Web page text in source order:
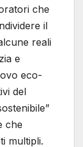
che
il
reali
e
eco-
del
che
multipli.